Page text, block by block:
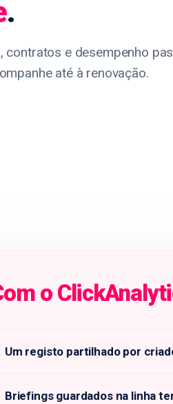
.
e desempenho
até à renovação.
o
Um registo partilhado por
Briefings guardados na linha